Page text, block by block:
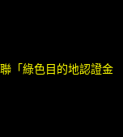
「綠色目的地認證金